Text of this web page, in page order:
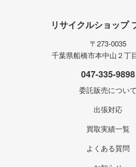
リサイクルショップ
〒273-0035
千葉県船橋市本中山２丁
047-335-9898
委託販売について
出張対応
買取実績一覧
よくある質問